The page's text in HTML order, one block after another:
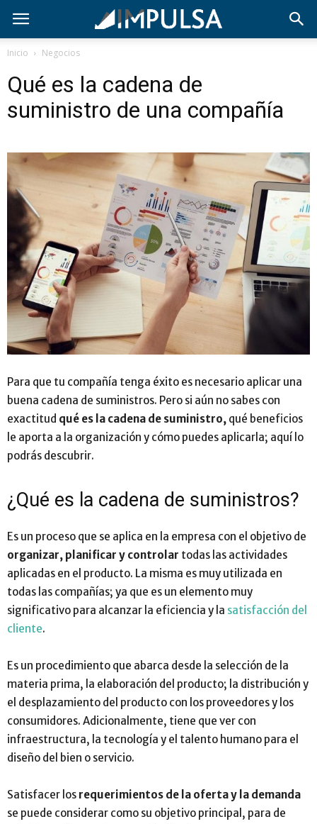
Inicio Negocios
Qué es la cadena de
suministro de una compañía
Para que tu compañía tenga éxito es necesario aplicar una
buena cadena de suministros. Pero si aún no sabes con
exactitud qué es la cadena de suministro, qué beneficios
le aporta a la organización y cómo puedes aplicarla; aquí lo
podrás descubrir.
¿Qué es la cadena de suministros?
Es un proceso que se aplica en la empresa con el objetivo de
organizar, planificar y controlar todas las actividades
aplicadas en el producto. La misma es muy utilizada en
todas las compañías; ya que es un elemento muy
significativo para alcanzar la eficiencia y la satisfacción del
cliente.
Es un procedimiento que abarca desde la selección de la
materia prima, la elaboración del producto; la distribución y
el desplazamiento del producto con los proveedores y los
consumidores. Adicionalmente, tiene que ver con
infraestructura, la tecnología y el talento humano para el
diseño del bien o servicio.
Satisfacer los requerimientos de la oferta y la demanda
se puede considerar como su objetivo principal, para de